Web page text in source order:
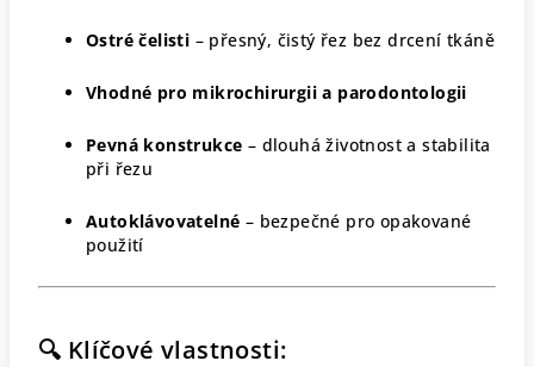
Ostré čelisti – přesný, čistý řez bez drcení tkáně
Vhodné pro mikrochirurgii a parodontologii
Pevná konstrukce – dlouhá životnost a stabilita
při řezu
Autoklávovatelné – bezpečné pro opakované
použití
🔍 Klíčové vlastnosti: